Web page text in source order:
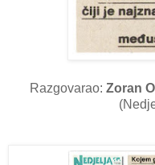
Razgovarao: Zoran